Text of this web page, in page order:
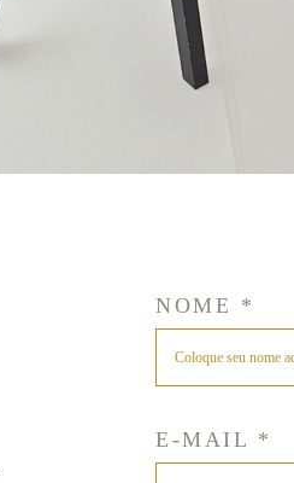
NOME *
E-MAIL *